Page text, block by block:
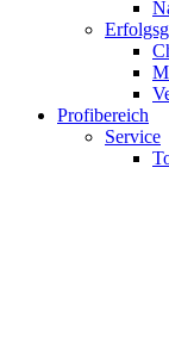
Profibereich
Service